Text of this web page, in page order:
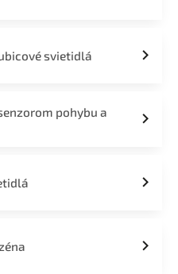
svietidlá
pohybu a